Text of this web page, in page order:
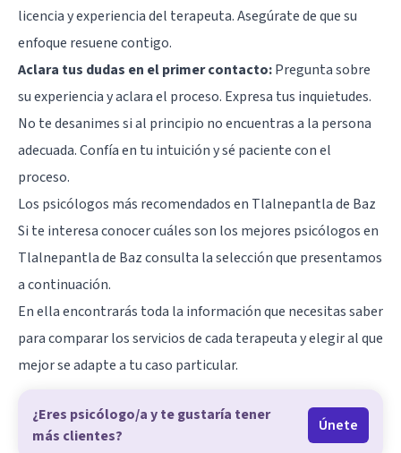
licencia y experiencia del terapeuta. Asegúrate de que su
enfoque resuene contigo.
Aclara tus dudas en el primer contacto:Pregunta sobre
su experiencia y aclara el proceso. Expresa tus inquietudes.
No te desanimes si al principio no encuentras a la persona
adecuada. Confía en tu intuición y sé paciente con el
proceso.
Los psicólogos más recomendados en Tlalnepantla de Baz
Si te interesa conocer cuáles son los mejores psicólogos en
Tlalnepantla de Baz consulta la selección que presentamos
a continuación.
En ella encontrarás toda la información que necesitas saber
para comparar los servicios de cada terapeuta y elegir al que
mejor se adapte a tu caso particular.
¿Eres psicólogo/a y te gustaría tener
más clientes?
Únete